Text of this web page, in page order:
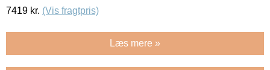
7419 kr. (Vis fragtpris)
Læs mere »